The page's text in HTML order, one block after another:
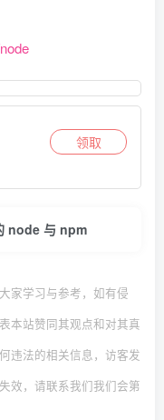
领取
node 与 npm
家学习与参考，如有侵
本站赞同其观点和对其真
违法的相关信息，访客发
效，请联系我们我们会第